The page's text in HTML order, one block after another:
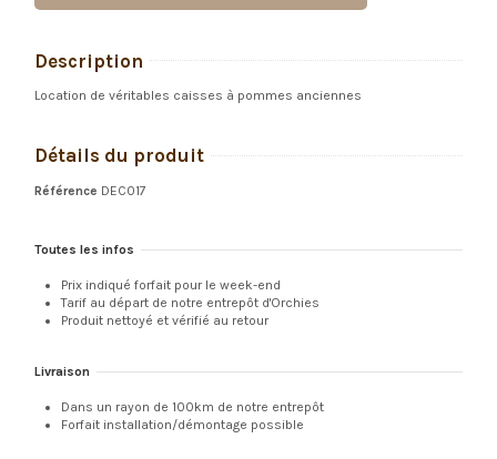
Description
Location de véritables caisses à pommes anciennes
Détails du produit
Référence DEC017
Toutes les infos
Prix indiqué forfait pour le week-end
Tarif au départ de notre entrepôt d'Orchies
Produit nettoyé et vérifié au retour
Livraison
Dans un rayon de 100km de notre entrepôt
Forfait installation/démontage possible